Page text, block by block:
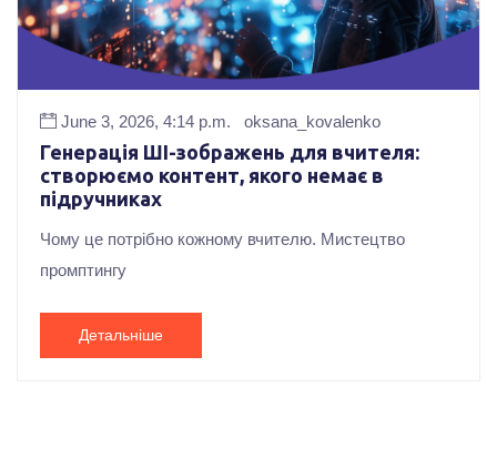
June 3, 2026, 4:14 p.m. oksana_kovalenko
Генерація ШІ-зображень для вчителя:
створюємо контент, якого немає в
підручниках
Чому це потрібно кожному вчителю. Мистецтво
промптингу
Детальніше